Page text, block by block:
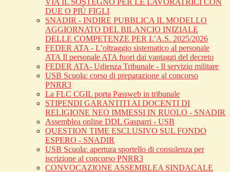
VIA IL SOSTEGNO PER LE LAVORATRICI CON
DUE O PIÙ FIGLI
SNADIR - INDIRE PUBBLICA IL MODELLO
AGGIORNATO DEL BILANCIO INIZIALE
DELLE COMPETENZE PER L’A.S. 2025/2026
FEDER ATA - L’oltraggio sistematico al personale
ATA Il personale ATA fuori dai vantaggi del decreto
FEDER ATA- Udienza Tribunale - Il servizio militare
USB Scuola: corso di preparazione al concorso
PNRR3
La FLC CGIL porta Passweb in tribunale
STIPENDI GARANTITI AI DOCENTI DI
RELIGIONE NEO IMMESSI IN RUOLO - SNADIR
Assemblea online DDL Gasparri - USB
QUESTION TIME ESCLUSIVO SUL FONDO
ESPERO - SNADIR
USB Scuola: apertura sportello di consulenza per
iscrizione al concorso PNRR3
CONVOCAZIONE ASSEMBLEA SINDACALE